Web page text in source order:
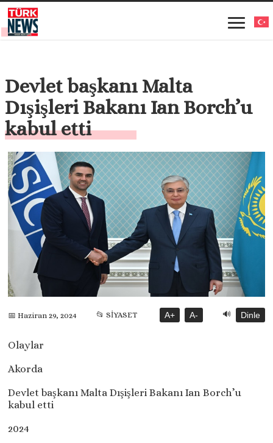
Devlet başkanı Malta
Dışişleri Bakanı Ian Borch’u
kabul etti
📅 Haziran 29, 2024 📂 SİYASET A+ A- 🔊 Dinle
Olaylar
Akorda
Devlet başkanı Malta Dışişleri Bakanı Ian Borch’u
kabul etti
2024